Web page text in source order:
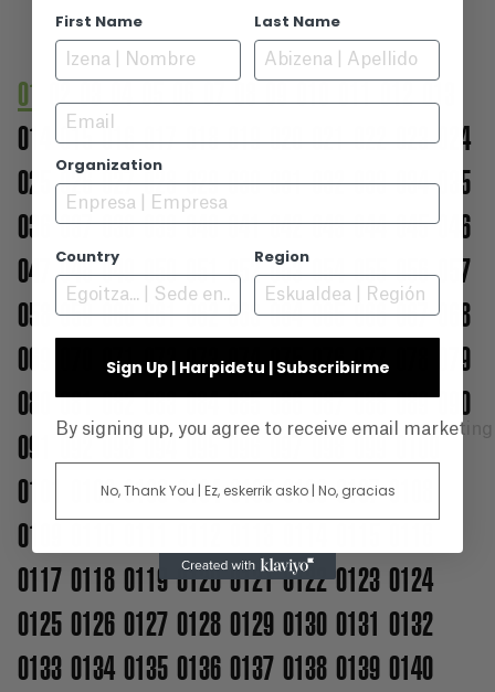
01 02 03 04 05 06 07 08 09 010 011 012 013
014
015 016 017 018 019 020 021 022 023 024
025
026 027 028 029 030 031 032 033 034 035
036
037 038 039 040 041 042 043 044 045 046
047
048 049 050 051 052 053 054 055 056 057
058
059 060 061 062 063 064 065 066 067 068
069
071 072 073 074 075 076 077
079
080
081 082 083 084 085 086 087 088 089 090
091
092 093 094 095 096 097 098 099 0100
0101
0102 0103 0104 0105 0106 0107 0108
0109
0117 0118 0119 0120 0121 0122 0123 0124
0125 0126 0127 0128 0129 0130 0131 0132
0133 0134 0135 0136 0137 0138 0139 0140
First Name Last Name
Email
Organization
Country Region
Sign Up | Harpidetu | Subscribirme
By signing up, you agree to receive email
No, Thank You | Ez, eskerrik asko | No, gracias